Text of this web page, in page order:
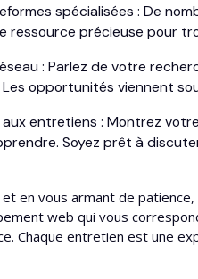
spécialisées : De
ressource précieuse pour
: Parlez de votre
opportunités viennent
entretiens : Montrez
Soyez prêt à
et en vous armant de
web qui vous
Chaque entretien est une